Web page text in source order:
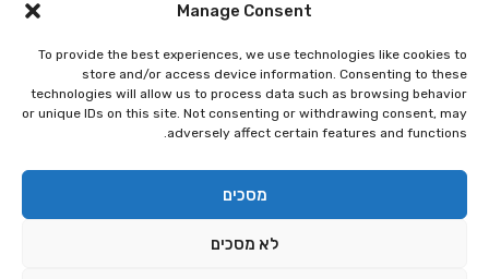
Manage Consent
To provide the best experiences, we use technologies like cookies to
store and/or access device information. Consenting to these
technologies will allow us to process data such as browsing behavior
or unique IDs on this site. Not consenting or withdrawing consent, may
adversely affect certain features and functions.
מסכים
לא מסכים